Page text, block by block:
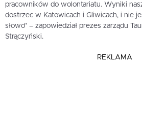
pracowników do wolontariatu. Wyniki
dostrzec w Katowicach i Gliwicach, i nie
słowo” – zapowiedział prezes zarządu
Strączyński.
REKLAMA